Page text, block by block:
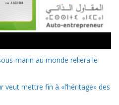
marin au monde reliera le
veut mettre fin à «l’héritage» des